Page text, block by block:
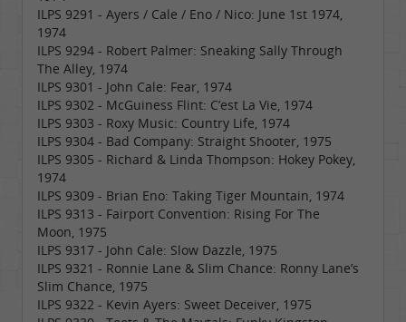
ILPS 9291 - Ayers / Cale / Eno / Nico: June 1st 1974,
1974
ILPS 9294 - Robert Palmer: Sneaking Sally Through
The Alley, 1974
ILPS 9301 - John Cale: Fear, 1974
ILPS 9302 - McGuiness Flint: C’est La Vie, 1974
ILPS 9303 - Roxy Music: Country Life, 1974
ILPS 9304 - Bad Company: Straight Shooter, 1975
ILPS 9305 - Richard & Linda Thompson: Hokey Pokey,
1974
ILPS 9309 - Brian Eno: Taking Tiger Mountain, 1974
ILPS 9313 - Fairport Convention: Rising For The
Moon, 1975
ILPS 9317 - John Cale: Slow Dazzle, 1975
ILPS 9321 - Ronnie Lane & Slim Chance: Ronny Lane’s
Slim Chance, 1975
ILPS 9322 - Kevin Ayers: Sweet Deceiver, 1975